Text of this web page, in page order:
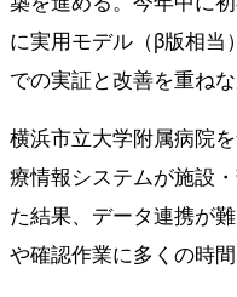
に実用モデル（β版相
での実証と改善を重ねな
横浜市立大学附属病院
療情報システムが施設
た結果、データ連携が
や確認作業に多くの時